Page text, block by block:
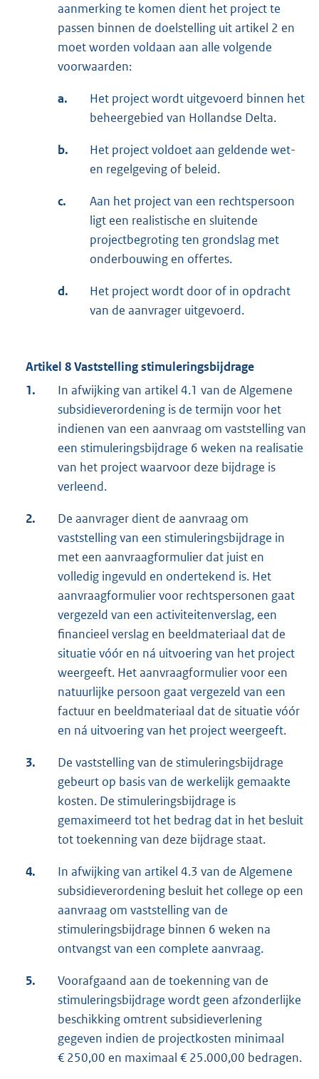
aanmerking te komen dient het project te
passen binnen de doelstelling uit artikel 2 en
moet worden voldaan aan alle volgende
voorwaarden:
a.
Het project wordt uitgevoerd binnen het
beheergebied van Hollandse Delta.
b.
Het project voldoet aan geldende wet-
en regelgeving of beleid.
c.
Aan het project van een rechtspersoon
ligt een realistische en sluitende
projectbegroting ten grondslag met
onderbouwing en offertes.
d.
Het project wordt door of in opdracht
van de aanvrager uitgevoerd.
Artikel 8 Vaststelling stimuleringsbijdrage
1.
In afwijking van artikel 4.1 van de Algemene
subsidieverordening is de termijn voor het
indienen van een aanvraag om vaststelling van
een stimuleringsbijdrage 6 weken na realisatie
van het project waarvoor deze bijdrage is
verleend.
2.
De aanvrager dient de aanvraag om
vaststelling van een stimuleringsbijdrage in
met een aanvraagformulier dat juist en
volledig ingevuld en ondertekend is. Het
aanvraagformulier voor rechtspersonen gaat
vergezeld van een activiteitenverslag, een
financieel verslag en beeldmateriaal dat de
situatie vóór en ná uitvoering van het project
weergeeft. Het aanvraagformulier voor een
natuurlijke persoon gaat vergezeld van een
factuur en beeldmateriaal dat de situatie vóór
en ná uitvoering van het project weergeeft.
3.
De vaststelling van de stimuleringsbijdrage
gebeurt op basis van de werkelijk gemaakte
kosten. De stimuleringsbijdrage is
gemaximeerd tot het bedrag dat in het besluit
tot toekenning van deze bijdrage staat.
4.
In afwijking van artikel 4.3 van de Algemene
subsidieverordening besluit het college op een
aanvraag om vaststelling van de
stimuleringsbijdrage binnen 6 weken na
ontvangst van een complete aanvraag.
5.
Voorafgaand aan de toekenning van de
stimuleringsbijdrage wordt geen afzonderlijke
beschikking omtrent subsidieverlening
gegeven indien de projectkosten minimaal
€ 250,00 en maximaal € 25.000,00 bedragen.